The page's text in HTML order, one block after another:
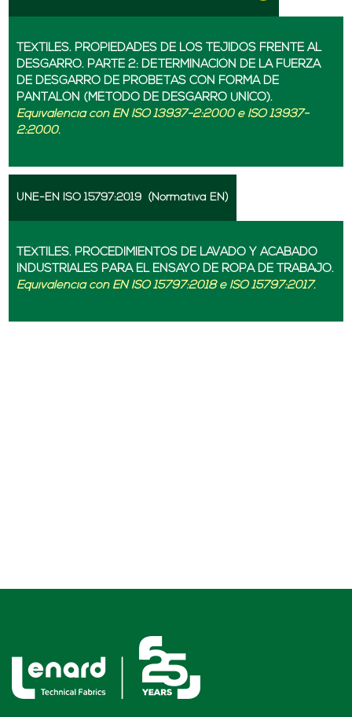
TEXTILES. PROPIEDADES DE LOS TEJIDOS FRENTE AL
DESGARRO. PARTE 2: DETERMINACIÓN DE LA FUERZA
DE DESGARRO DE PROBETAS CON FORMA DE
PANTALÓN (MÉTODO DE DESGARRO ÚNICO).
Equivalencia con EN ISO 13937-2:2000 e ISO 13937-
2:2000.
UNE-EN ISO 15797:2019 (Normativa EN)
TEXTILES. PROCEDIMIENTOS DE LAVADO Y ACABADO
INDUSTRIALES PARA EL ENSAYO DE ROPA DE TRABAJO.
Equivalencia con EN ISO 15797:2018 e ISO 15797:2017.